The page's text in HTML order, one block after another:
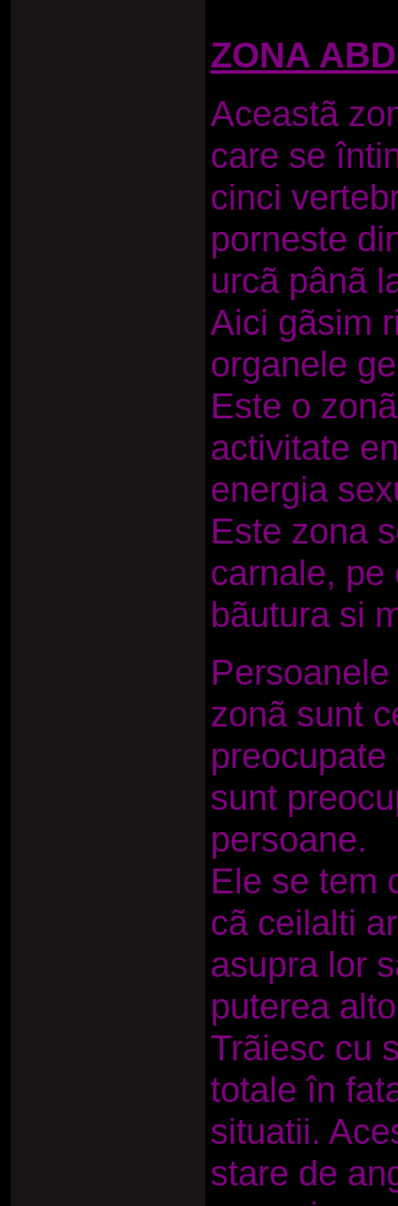
ZONA
Aceastã
care se
cinci
porneste
urcã pânã
Aici gãsim
organele
Este o
activitate
energia
Este zona
carnale, pe
bãutura si
zonã sunt
sunt
persoane.
Ele se tem
cã ceilalti
asupra lor
puterea
Trãiesc cu
totale în
situatii.
stare de